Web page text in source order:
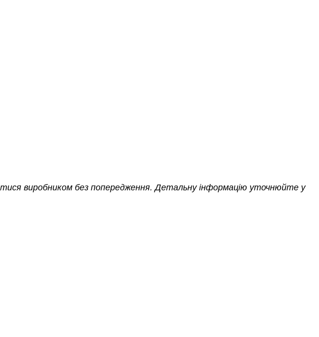
виробником без попередження. Детальну інформацію уточнюйте у